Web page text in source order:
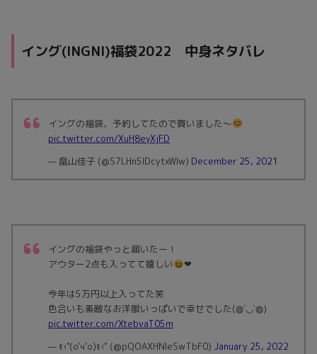
イング(INGNI)福袋2022 中身ネタバレ
イングの福袋、予約してたので買いました〜
pic.twitter.com/XuH8eyXjFD
— 畠山佳子 (@S7LHn5lDcytxWlw) December 25, 2021
イングの福袋やっと届いたー！
アウター2点も入ってて嬉しい
❤︎
今年は5万円以上入ってた笑
色合いも素敵なお洋服いっぱいで幸せでした(◍′◡‵◍)
pic.twitter.com/XtebvaT05m
— ŧ‹"(o'ч'o)ŧ‹" (@pQOAXHNleSwTbF0) January 25, 2022